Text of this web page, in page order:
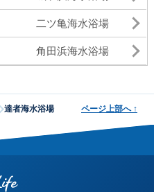
二ツ亀海水浴場
角田浜海水浴場
達者海水浴場 ページ上部へ ↑